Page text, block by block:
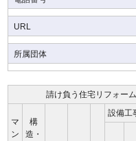
URL
所属団体
請け負う住宅リフォー
マ
ン
構
造・
設備工